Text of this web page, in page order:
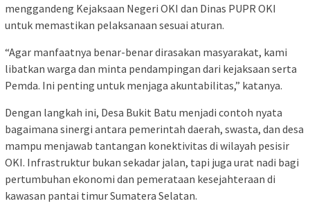
menggandeng Kejaksaan Negeri OKI dan Dinas PUPR OKI
untuk memastikan pelaksanaan sesuai aturan.
“Agar manfaatnya benar-benar dirasakan masyarakat, kami
libatkan warga dan minta pendampingan dari kejaksaan serta
Pemda. Ini penting untuk menjaga akuntabilitas,” katanya.
Dengan langkah ini, Desa Bukit Batu menjadi contoh nyata
bagaimana sinergi antara pemerintah daerah, swasta, dan desa
mampu menjawab tantangan konektivitas di wilayah pesisir
OKI. Infrastruktur bukan sekadar jalan, tapi juga urat nadi bagi
pertumbuhan ekonomi dan pemerataan kesejahteraan di
kawasan pantai timur Sumatera Selatan.